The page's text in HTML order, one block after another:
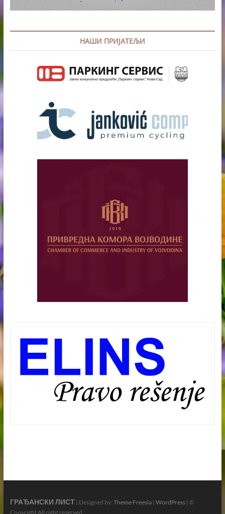
НАШИ ПРИЈАТЕЉИ
ГРАЂАНСКИ ЛИСТ| Designed by: Theme Freesia| WordPress| ©
Copyright All right reserved